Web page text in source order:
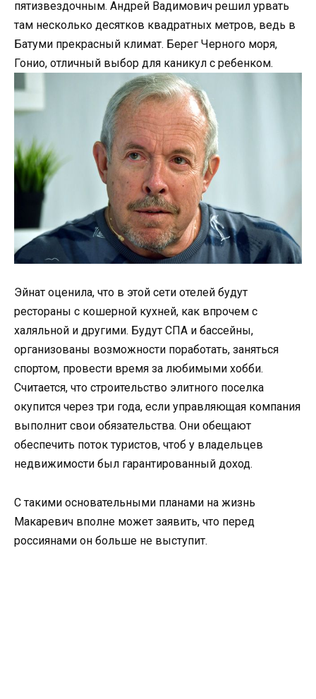
пятизвездочным. Андрей Вадимович решил урвать
там несколько десятков квадратных метров, ведь в
Батуми прекрасный климат. Берег Черного моря,
Гонио, отличный выбор для каникул с ребенком.
Эйнат оценила, что в этой сети отелей будут
рестораны с кошерной кухней, как впрочем с
халяльной и другими. Будут СПА и бассейны,
организованы возможности поработать, заняться
спортом, провести время за любимыми хобби.
Считается, что строительство элитного поселка
окупится через три года, если управляющая компания
выполнит свои обязательства. Они обещают
обеспечить поток туристов, чтоб у владельцев
недвижимости был гарантированный доход.
С такими основательными планами на жизнь
Макаревич вполне может заявить, что перед
россиянами он больше не выступит.